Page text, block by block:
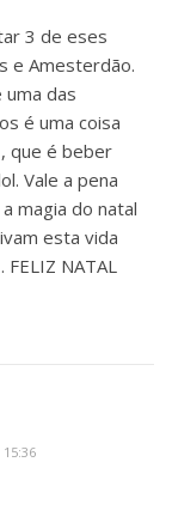
3 de eses
e Amesterdão.
uma das
é uma coisa
que é beber
Vale a pena
magia do natal
esta vida
NATAL
15:36